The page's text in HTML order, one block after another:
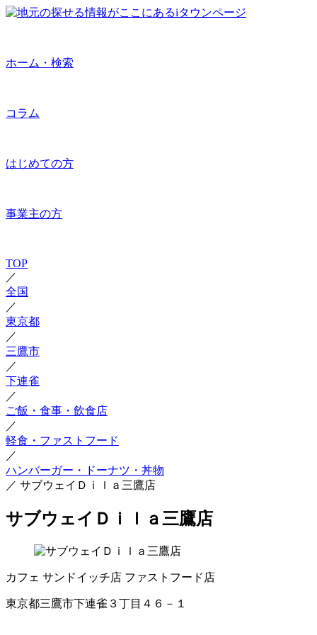
ホーム・検索
コラム
はじめての方
事業主の方
TOP
／
全国
／
東京都
／
三鷹市
／
下連雀
／
ご飯・食事・飲食店
／
軽食・ファストフード
／
ハンバーガー・ドーナツ・丼物
／ サブウェイＤｉｌａ三鷹店
サブウェイＤｉｌａ三鷹店
カフェ サンドイッチ店 ファストフード店
東京都三鷹市下連雀３丁目４６－１